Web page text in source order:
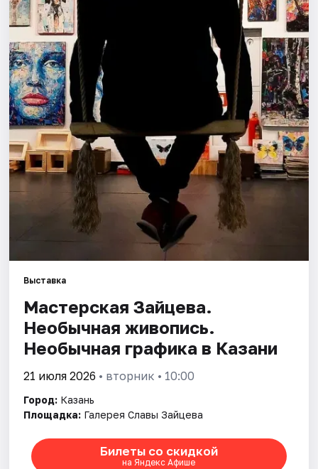
Города
Площадки
Артисты
Рейтинги
Выставка
Мастерская Зайцева.
Необычная живопись.
Необычная графика в Казани
21 июля 2026 • вторник • 10:00
Город: Казань
Площадка: Галерея Славы Зайцева
Билеты со скидкой
на Яндекс Афише